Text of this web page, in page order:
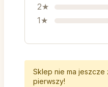
2★
1★
Sklep nie ma
pierwszy!